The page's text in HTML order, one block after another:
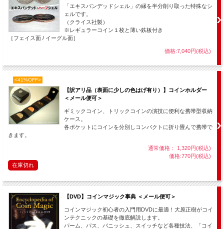
「エキスパンデッドシェル」の縁を半分削り取った特殊なシ
ェルです。
（クライス社製）
※レギュラーコイン１枚と薄い鉄板付き
［フェイス面 / イーグル面］
価格:7,040円(税込)
<41%OFF>
【訳アリ品（表面に少しの色はげ有り）】コインホルダー
＜メール便可＞
ギミックコイン、トリックコインの演技に便利な携帯型収納
ケース。
各ポケットにコインを分別しコンパクトに折り畳んで携帯で
きます。
通常価格： 1,320円(税込)
価格:770円(税込)
在庫切れ
【DVD】コインマジック事典 ＜メール便可＞
コインマジック初心者の入門用DVDに最適！大原正樹がコイ
ンテクニックの基礎を徹底解説します。
パーム、パス、バニッシュ、スイッチなど各種技法、「コイ